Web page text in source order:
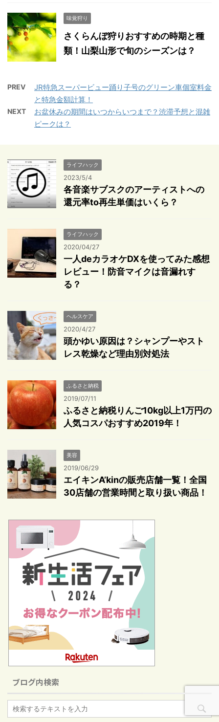
味覚狩り
さくらんぼ狩りおすすめの時期と種
類！山梨山形で旬のシーズンは？
PREV
JR特急スーパービュー踊り子号のグリーン車個室料金
と特急金額計算！
NEXT
お盆休みの期間はいつからいつまで？渋滞予想と混雑
ピークは？
ライフハック
2023/5/4
各音楽サブスクのアーティストへの
還元率to再生単価はいくら？
ライフハック
2020/04/27
一人deカラオケDXを使ってみた感想
レビュー！防音マイクは音漏れす
る？
ヘルスケア
2020/4/27
頭かゆい原因は？シャンプーやスト
レス乾燥など理由別対処法
ふるさと納税
2019/07/11
ふるさと納税りんご10kg以上1万円の
人気コスパおすすめ2019年！
美容
2019/06/29
エイキンA’kinの販売店舗一覧！全国
30店舗の営業時間と取り扱い商品！
ブログ内検索